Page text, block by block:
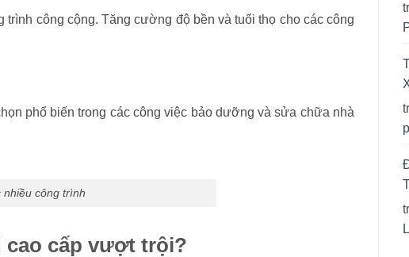
công cộng. Tăng cường độ bền và tuổi thọ cho các công
phổ biến trong các công việc bảo dưỡng và sửa chữa nhà
nhiều công trình
cấp vượt trội?